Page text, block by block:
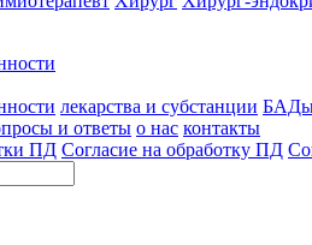
лекарства и субстанции БАДы
и ответы о нас контакты
ПД Согласие на обработку ПД